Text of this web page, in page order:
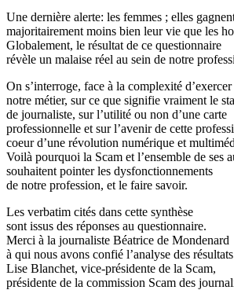
Une dernière alerte: les femmes ; elles
majoritairement moins bien leur vie que les
Globalement, le résultat de ce questionnaire
révèle un malaise réel au sein de notre
On s’interroge, face à la complexité d’exercer
notre métier, sur ce que signifie vraiment le
de journaliste, sur l’utilité ou non d’une carte
professionnelle et sur l’avenir de cette
coeur d’une révolution numérique et
Voilà pourquoi la Scam et l’ensemble de ses
souhaitent pointer les dysfonctionnements
de notre profession, et le faire savoir.
Les verbatim cités dans cette synthèse
sont issus des réponses au questionnaire.
Merci à la journaliste Béatrice de Mondenard
à qui nous avons confié l’analyse des
Lise Blanchet, vice-présidente de la Scam,
présidente de la commission Scam des